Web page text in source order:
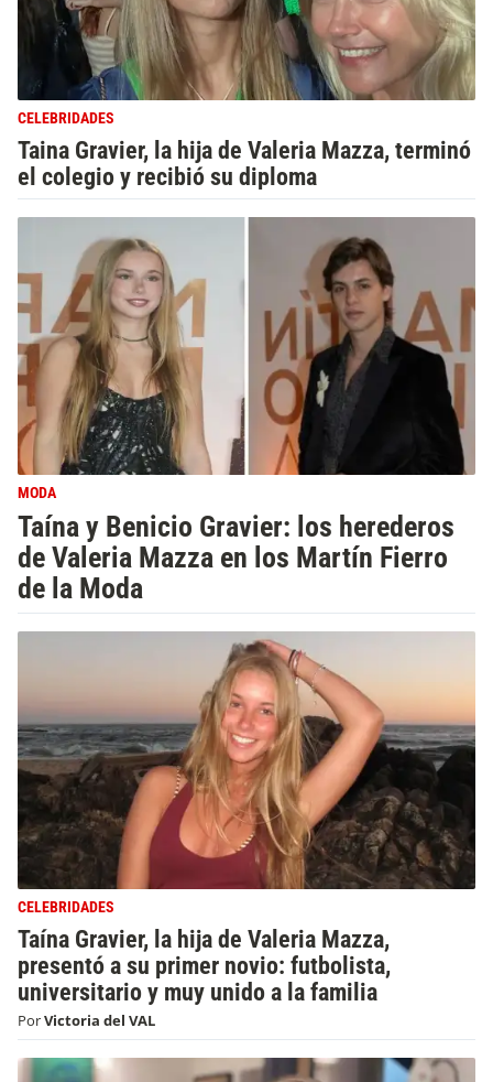
CELEBRIDADES
Taina Gravier, la hija de Valeria Mazza, terminó
el colegio y recibió su diploma
MODA
Taína y Benicio Gravier: los herederos
de Valeria Mazza en los Martín Fierro
de la Moda
CELEBRIDADES
Taína Gravier, la hija de Valeria Mazza,
presentó a su primer novio: futbolista,
universitario y muy unido a la familia
PorVictoria del VAL